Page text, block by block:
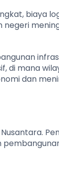
biaya
negeri
di mana
dan